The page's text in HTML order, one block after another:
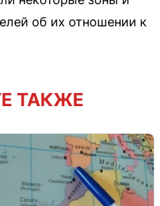
об их отношении к
ТАКЖЕ